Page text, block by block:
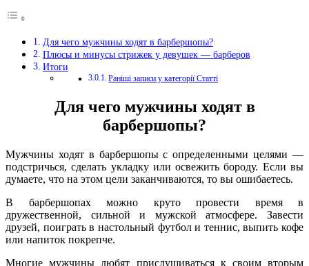
Для чего мужчины ходят в барбершопы?
Плюсы и минусы стрижек у девушек — барберов
Итоги
Раніші записи у категорії Статті
Для чего мужчины ходят в
барбершопы?
Мужчины ходят в барбершопы с определенными целями —
подстричься, сделать укладку или освежить бороду. Если вы
думаете, что на этом цели заканчиваются, то вы ошибаетесь.
В барбершопах можно круто провести время в
дружественной, сильной и мужской атмосфере. Завести
друзей, поиграть в настольный футбол и теннис, выпить кофе
или напиток покрепче.
Многие мужчины любят прислушиваться к своим вторым